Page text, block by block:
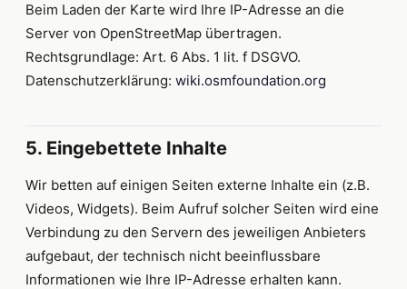
Beim Laden der Karte wird Ihre IP-Adresse an die
Server von OpenStreetMap übertragen.
Rechtsgrundlage: Art. 6 Abs. 1 lit. f DSGVO.
Datenschutzerklärung: wiki.osmfoundation.org
5. Eingebettete Inhalte
Wir betten auf einigen Seiten externe Inhalte ein (z.B.
Videos, Widgets). Beim Aufruf solcher Seiten wird eine
Verbindung zu den Servern des jeweiligen Anbieters
aufgebaut, der technisch nicht beeinflussbare
Informationen wie Ihre IP-Adresse erhalten kann.